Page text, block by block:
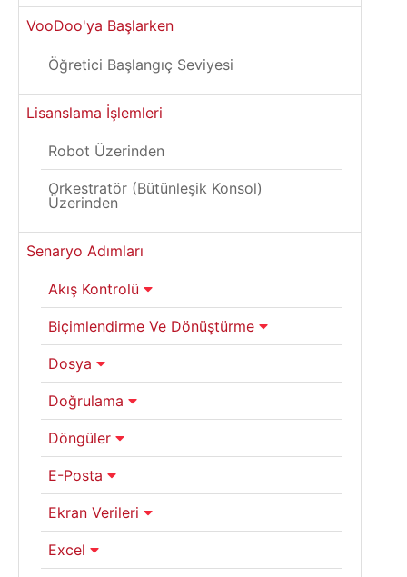
VooDoo'ya Başlarken
Öğretici Başlangıç Seviyesi
Lisanslama İşlemleri
Robot Üzerinden
Orkestratör (Bütünleşik Konsol)
Üzerinden
Senaryo Adımları
Akış Kontrolü
Biçimlendirme Ve Dönüştürme
Dosya
Doğrulama
Döngüler
E-Posta
Ekran Verileri
Excel